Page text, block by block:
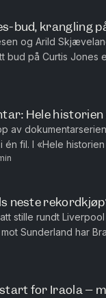
gjort deg mest
prioritet selv
Manchester
bud, krangling
og Arild
bud på Curtis Jones
er i forhandlinger
Hele historien
av
fil. I «Hele
av Shanklys
neste
stille rundt
Sunderland har
Arild Skjæveland
for Iraola –